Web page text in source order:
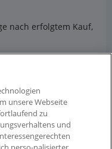
nach erfolgtem Kauf,
Wochen, sofern Sie
sind:
unsere Webseite
zu
und